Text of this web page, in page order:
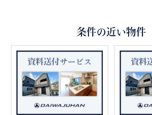
条件の近い物件